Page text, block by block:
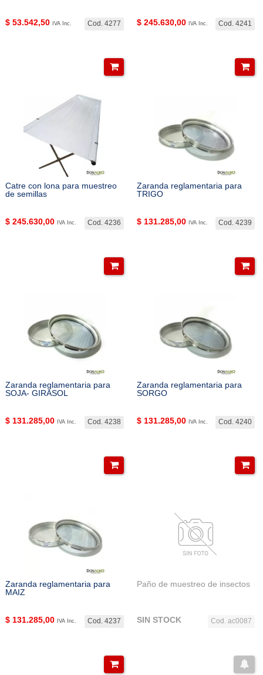
Cod. 4277
$ 53.542,50 IVA Inc. Cod. 4241
$ 245.630,00 IVA Inc.
Catre con lona para muestreo
de semillas
Cod. 4236
$ 245.630,00 IVA Inc.
Zaranda reglamentaria para
TRIGO
Cod. 4239
$ 131.285,00 IVA Inc.
Zaranda reglamentaria para
SOJA- GIRASOL
Cod. 4238
$ 131.285,00 IVA Inc.
Zaranda reglamentaria para
SORGO
Cod. 4240
$ 131.285,00 IVA Inc.
Zaranda reglamentaria para
MAIZ
Cod. 4237
$ 131.285,00 IVA Inc.
Paño de muestreo de insectos
Cod. ac0087
SIN STOCK